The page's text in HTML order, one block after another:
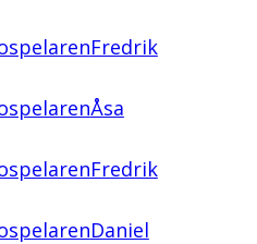
Fredrik
Åsa
Fredrik
Daniel